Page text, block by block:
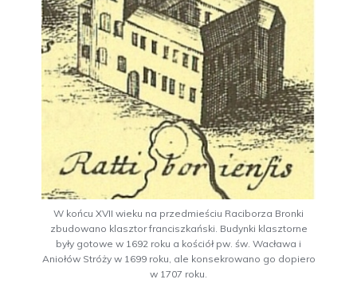
W końcu XVII wieku na przedmieściu Raciborza Bronki
zbudowano klasztor franciszkański. Budynki klasztorne
były gotowe w 1692 roku a kościół pw. św. Wacława i
Aniołów Stróży w 1699 roku, ale konsekrowano go dopiero
w 1707 roku.